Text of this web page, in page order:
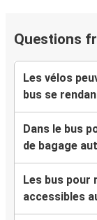
Questions
Les vélos
bus se
Dans le bus
de bagage
Les bus pour
accessibles